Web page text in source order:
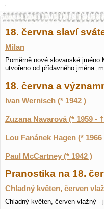
18. června slaví
Milan
Poměrně nové slovanské
utvořeno od přídavného jména
18. června a
Ivan Wernisch (* 1942 )
Zuzana Navarová (* 1959 -
Lou Fanánek Hagen (* 1966
Paul McCartney (* 1942 )
Pranostika na 18.
Chladný květen, červen
Chladný květen, červen vlažný -